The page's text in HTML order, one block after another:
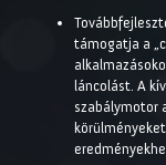
támogatja a
láncolást. A
szabálymotor